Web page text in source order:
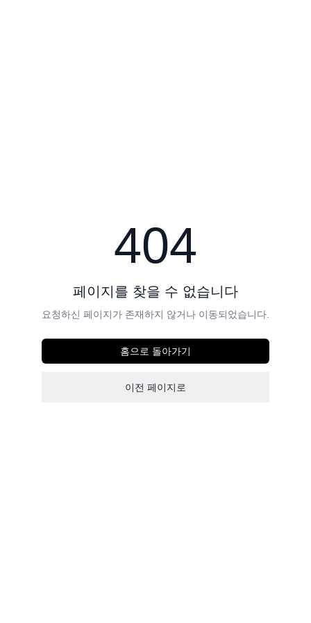
404
페이지를 찾을 수 없습니다
요청하신 페이지가 존재하지 않거나 이동되었습니다.
홈으로 돌아가기
이전 페이지로